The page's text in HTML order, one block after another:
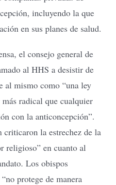
incluyendo la que
en sus planes de salud.
el consejo general de
al HHS a desistir de
al mismo como “una ley
radical que cualquier
con la anticoncepción”.
criticaron la estrechez de la
religioso” en cuanto al
Los obispos
protege de manera